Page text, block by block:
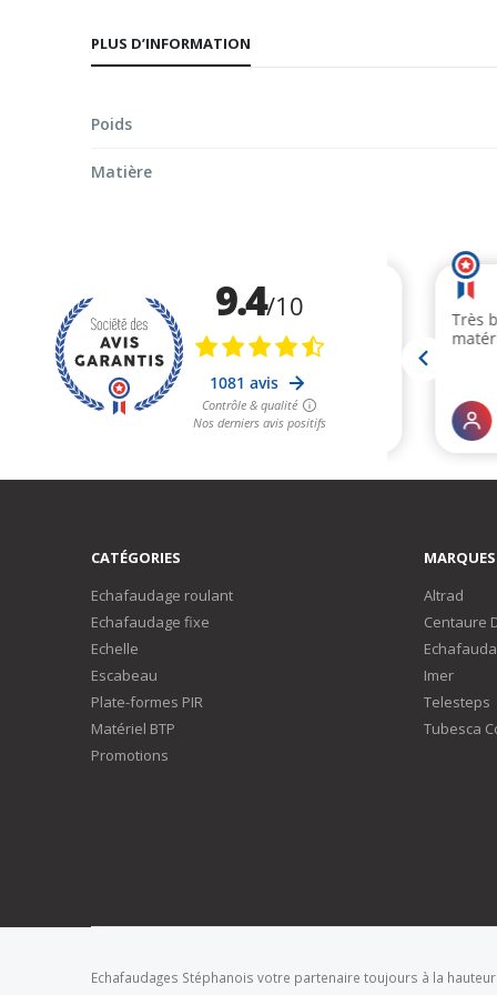
PLUS D’INFORMATION
Poids
Matière
CATÉGORIES
Echafaudage roulant
Echafaudage fixe
Echelle
Escabeau
Plate-formes PIR
Matériel BTP
Promotions
MARQUES
Altrad
Centaure
Imer
Telesteps
Tubesca
Echafaudages Stéphanois votre partenaire toujours à la hauteur.